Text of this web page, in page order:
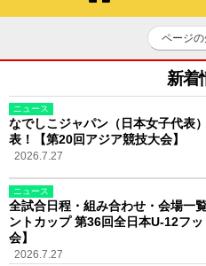
ページ
新着
ニュース
なでしこジャパン（日本女子代表
表！【第20回アジア競技大会】
2026.7.27
ニュース
全試合日程・組み合わせ・会場一
ントカップ 第36回全日本U-12フ
会】
2026.7.27